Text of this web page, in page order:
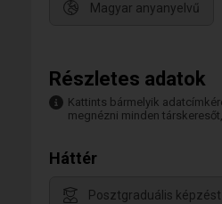
Magyar anyanyelvű
Részletes adatok
Kattints bármelyik
megnézni minden
Háttér
Posztgraduális